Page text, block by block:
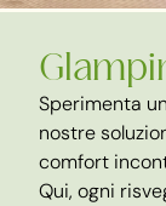
Sperimenta
nostre
comfort
Qui, ogni